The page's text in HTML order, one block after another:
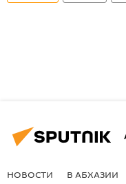
НОВОСТИ В АБХАЗИИ